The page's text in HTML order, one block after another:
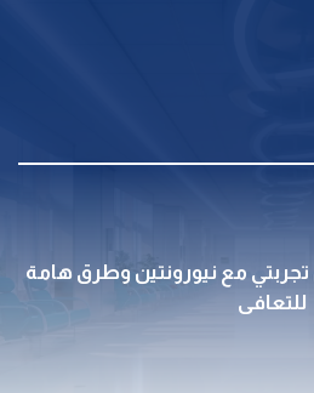
مع نيورونتين وطرق هامة
للتعافى